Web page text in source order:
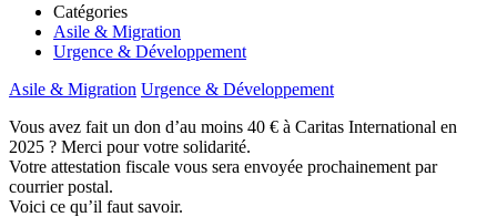
Catégories
Asile & Migration
Urgence & Développement
Asile & Migration Urgence & Développement
Vous avez fait un don d’au moins 40 € à Caritas International en
2025 ? Merci pour votre solidarité.
Votre attestation fiscale vous sera envoyée prochainement par
courrier postal.
Voici ce qu’il faut savoir.